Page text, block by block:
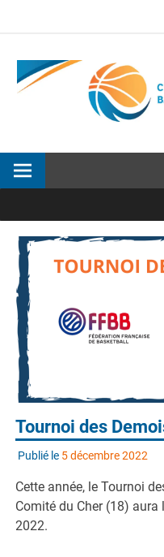
Tournoi des
Publié le 5 décembre 2022
Cette année, le Tournoi
Comité du Cher (18)
2022.